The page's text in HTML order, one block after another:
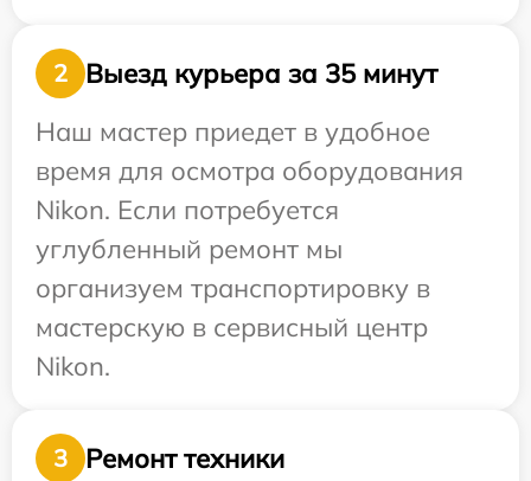
2
Выезд курьера за 35 минут
Наш мастер приедет в удобное
время для осмотра оборудования
Nikon. Если потребуется
углубленный ремонт мы
организуем транспортировку в
мастерскую в сервисный центр
Nikon.
3
Ремонт техники